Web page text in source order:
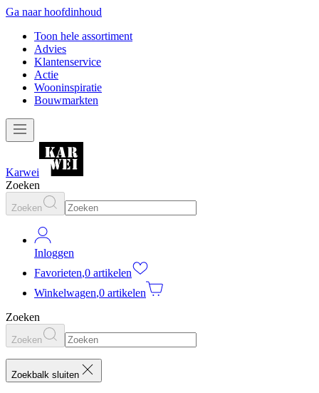
Ga naar hoofdinhoud
Toon hele assortiment
Advies
Klantenservice
Actie
Wooninspiratie
Bouwmarkten
Karwei
Zoeken
Zoeken
Inloggen
Favorieten,0 artikelen
Winkelwagen,0 artikelen
Zoeken
Zoeken
Zoekbalk sluiten